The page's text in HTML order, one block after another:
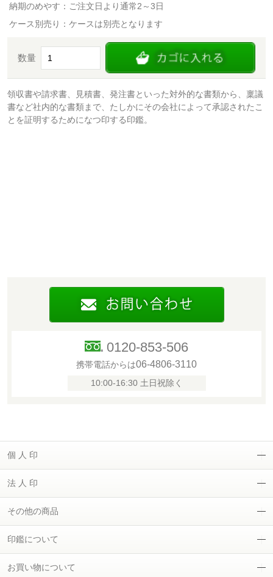
納期のめやす：ご注文日より通常2～3日
ケース別売り：ケースは別売となります
数量
領収書や請求書、見積書、発注書といった対外的な書類から、稟議
書など社内的な書類まで、たしかにその会社によって承認されたこ
とを証明するためになつ印する印鑑。
0120-853-506
携帯電話からは06-4806-3110
10:00-16:30 土日祝除く
個 人 印
法 人 印
その他の商品
印鑑について
お買い物について